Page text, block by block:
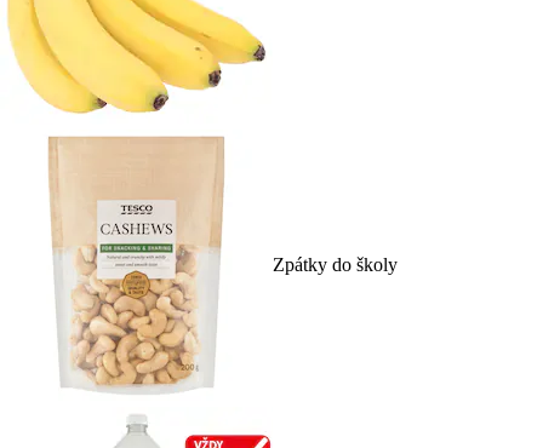
Zpátky do školy